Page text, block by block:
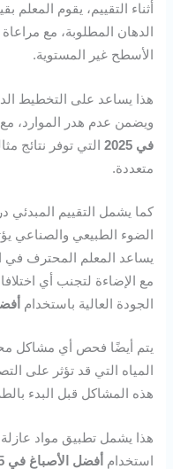
أثناء التقييم، يقوم
الدهان المطلوبة، مع
الأسطح غير المستوية.
هذا يساعد على التخطيط
ويضمن عدم هدر الموارد،
في 2025
التي توفر نتائج
متعددة.
كما يشمل التقييم المبدئي
الضوء الطبيعي والصناعي
يساعد المعلم المحترف في
مع الإضاءة لتجنب أي
الجودة العالية باستخدام
يتم أيضًا فحص أي مشاكل
المياه التي قد تؤثر على
هذه المشاكل قبل البدء
هذا يشمل تطبيق مواد
استخدام أفضل الأصباغ في 2025